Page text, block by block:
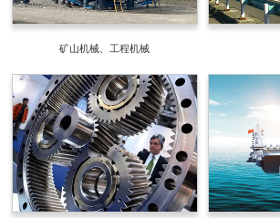
矿山机械、工程机械